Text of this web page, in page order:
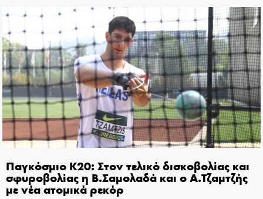
Παγκόσμιο Κ20: Στον τελικό δισκοβολίας και
σφυροβολίας η Β.Σαμολαδά και ο Α.Τζαμτζής
με νέα ατομικά ρεκόρ